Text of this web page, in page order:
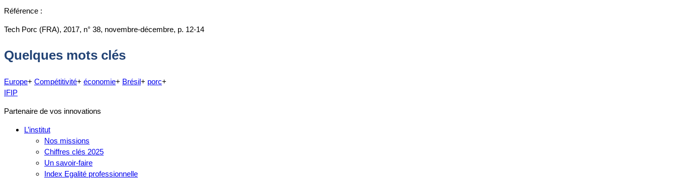
Référence :
Tech Porc (FRA), 2017, n° 38, novembre-décembre, p. 12-14
Quelques mots clés
Europe+ Compétitivité+ économie+ Brésil+ porc+
IFIP
Partenaire de vos innovations
L’institut
Nos missions
Chiffres clés 2025
Un savoir-faire
Index Egalité professionnelle